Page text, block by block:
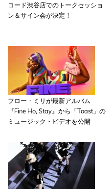
コード渋谷店でのトークセッショ
ン＆サイン会が決定！
フロー・ミリが最新アルバム
『Fine Ho, Stay』から「Toast」の
ミュージック・ビデオを公開